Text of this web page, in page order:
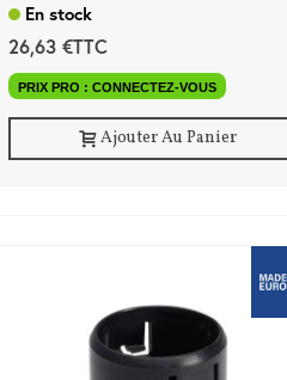
En stock
26,63 €TTC
PRIX PRO : CONNECTEZ-VOUS
Ajouter Au Panier